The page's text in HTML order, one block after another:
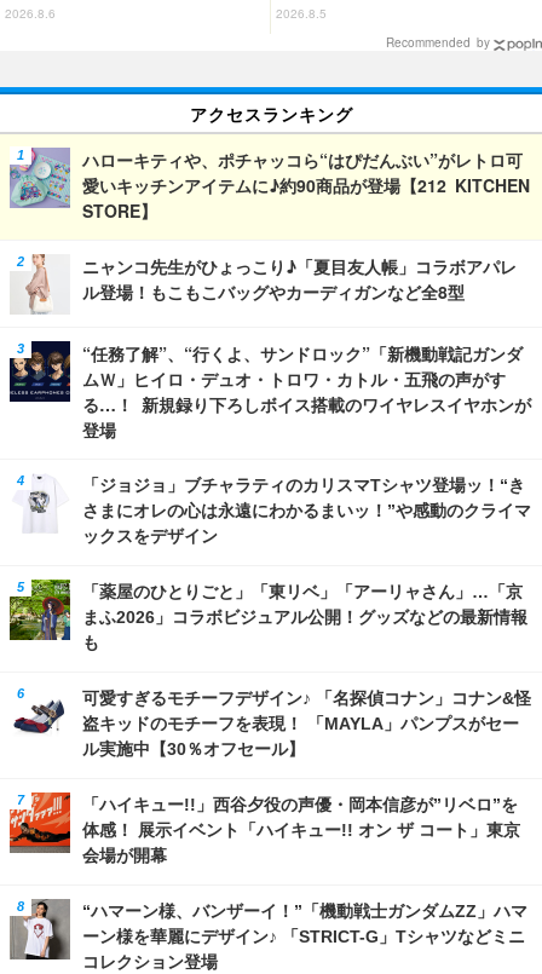
A」パンプスがセール実施中【3
2026.8.6
たブックレットなど
2026.8.5
Recommended by
アクセスランキング
ハローキティや、ポチャッコら“はぴだんぶい”がレトロ可
愛いキッチンアイテムに♪約90商品が登場【212 KITCHEN
STORE】
ニャンコ先生がひょっこり♪「夏目友人帳」コラボアパレ
ル登場！もこもこバッグやカーディガンなど全8型
“任務了解”、“行くよ、サンドロック”「新機動戦記ガンダ
ムＷ」ヒイロ・デュオ・トロワ・カトル・五飛の声がす
る…！ 新規録り下ろしボイス搭載のワイヤレスイヤホンが
登場
「ジョジョ」ブチャラティのカリスマTシャツ登場ッ！“き
さまにオレの心は永遠にわかるまいッ！”や感動のクライマ
ックスをデザイン
「薬屋のひとりごと」「東リベ」「アーリャさん」…「京
まふ2026」コラボビジュアル公開！グッズなどの最新情報
も
可愛すぎるモチーフデザイン♪ 「名探偵コナン」コナン&怪
盗キッドのモチーフを表現！ 「MAYLA」パンプスがセー
ル実施中【30％オフセール】
「ハイキュー!!」西谷夕役の声優・岡本信彦が”リベロ”を
体感！ 展示イベント「ハイキュー!! オン ザ コート」東京
会場が開幕
“ハマーン様、バンザーイ！”「機動戦士ガンダムZZ」ハマ
ーン様を華麗にデザイン♪ 「STRICT-G」Tシャツなどミニ
コレクション登場